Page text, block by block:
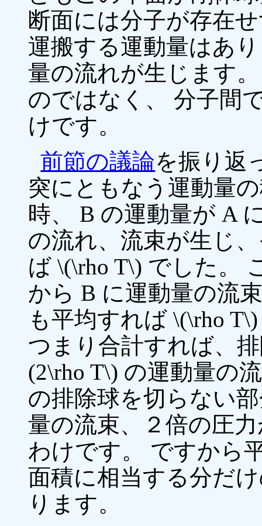
断面には分子が存在
運搬する運動量はあ
量の流れが生じます
のではなく、 分子間
けです。
前節の議論を振り返
突にともなう運動量
時、 B の運動量が A
の流れ、流束が生じ
ば \(\rho T\) でした。
から B に運動量の流
も平均すれば \(\rho
つまり合計すれば、
(2\rho T\) の運動量の
の排除球を切らない
量の流束、２倍の圧
わけです。 ですから
面積に相当する分だ
ります。